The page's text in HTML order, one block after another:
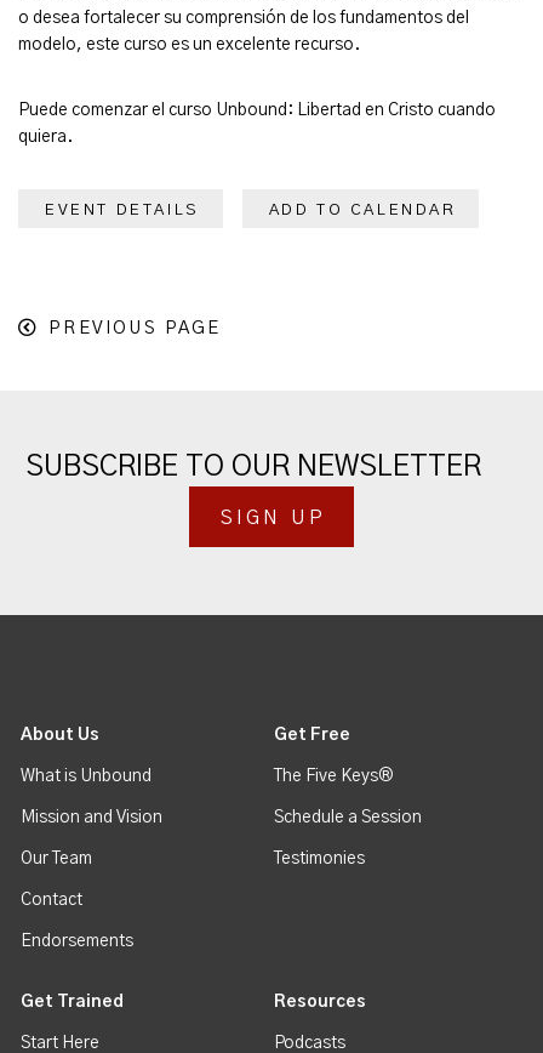
o desea fortalecer su comprensión de los fundamentos del
modelo, este curso es un excelente recurso.
Puede comenzar el curso Unbound: Libertad en Cristo cuando
quiera.
EVENT DETAILS ADD TO CALENDAR
PREVIOUS PAGE
SUBSCRIBE TO OUR NEWSLETTER
SIGN UP
About Us
What is Unbound
Mission and Vision
Our Team
Contact
Endorsements
Get Free
The Five Keys®
Schedule a Session
Testimonies
Get Trained
Start Here
Resources
Podcasts